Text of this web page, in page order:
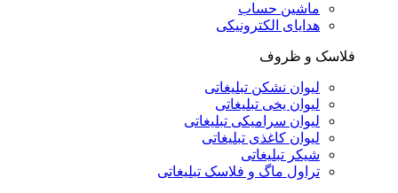
ماشین حساب
هدایای الکترونیکی
فلاسک و ظروف
لیوان نشکن تبلیغاتی
لیوان یخی تبلیغاتی
لیوان سرامیکی تبلیغاتی
لیوان کاغذی تبلیغاتی
شیکر تبلیغاتی
تراول ماگ و فلاسک تبلیغاتی